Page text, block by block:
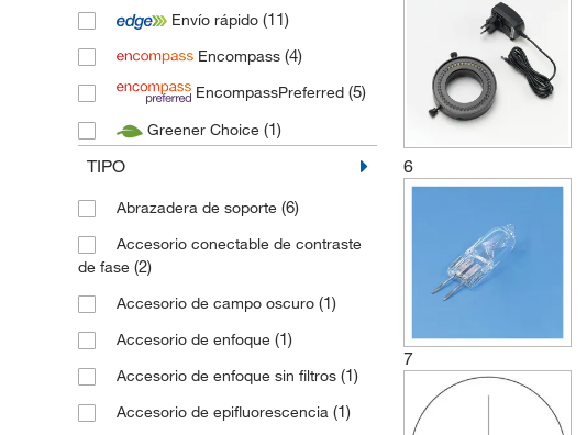
Hamilton(1)
Honeywell Fluka(1)
Invitrogen(16)
Karl Hecht(4)
Kartell
Kern Sohn(5)
Leica Microsystems(18)
Medline Scientific
Motic(302)
Olympus(91)
Porcelaines Avignon(1)
Schott Fiber Optics(115)
Envío rápido (11)
Encompass (4)
EncompassPreferred (5)
Greener Choice (1)
TIPO
Abrazadera de soporte (6)
Accesorio conectable de contraste
de fase (2)
Accesorio de campo oscuro (1)
Accesorio de enfoque (1)
Accesorio de enfoque sin filtros (1)
Accesorio de epifluorescencia (1)
6
7